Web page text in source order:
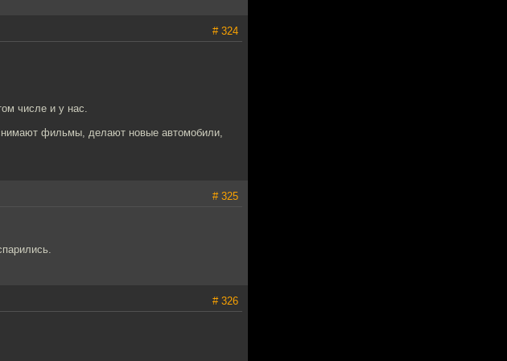
# 324
числе и у нас.
фильмы, делают новые автомобили,
# 325
# 326